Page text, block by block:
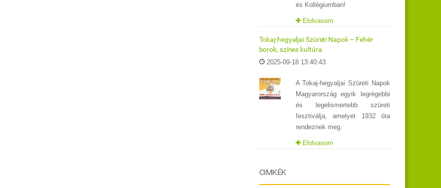
és Kollégiumban!
Elolvasom
Tokaj-hegyaljai Szüreti Napok – Fehér
borok, színes kultúra
2025-09-18 13:40:43
A Tokaj-hegyaljai Szüreti Napok
Magyarország egyik legrégebbi
és legelismertebb szüreti
fesztiválja, amelyet 1932 óta
rendeznek meg.
Elolvasom
CIMKÉK